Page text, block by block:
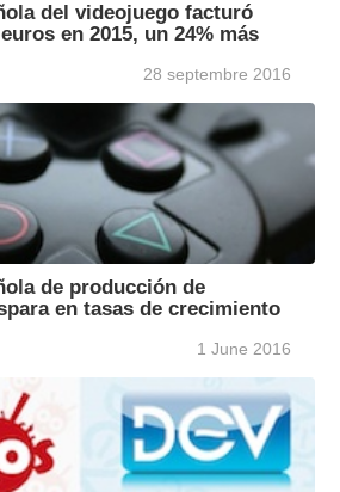
del videojuego facturó
en 2015, un 24% más
28 septembre 2016
de producción de
en tasas de crecimiento
1 June 2016